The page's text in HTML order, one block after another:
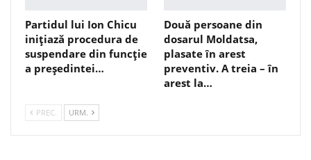
Partidul lui Ion Chicu
inițiază procedura de
suspendare din funcție
a președintei…
Două persoane din
dosarul Moldatsa,
plasate în arest
preventiv. A treia – în
arest la…
PREC. URM.